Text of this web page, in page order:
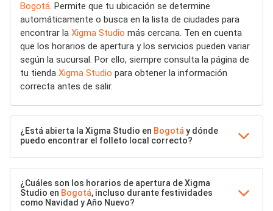
Bogotá. Permite que tu ubicación se determine
automáticamente o busca en la lista de ciudades para
encontrar la Xigma Studio más cercana. Ten en cuenta
que los horarios de apertura y los servicios pueden variar
según la sucursal. Por ello, siempre consulta la página de
tu tienda Xigma Studio para obtener la información
correcta antes de salir.
¿Está abierta la Xigma Studio en Bogotá y dónde
puedo encontrar el folleto local correcto?
¿Cuáles son los horarios de apertura de Xigma
Studio en Bogotá, incluso durante festividades
como Navidad y Año Nuevo?